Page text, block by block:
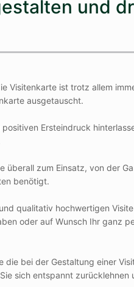
und
Visitenkarte ist trotz allem
ausgetauscht.
Ersteindruck
überall zum Einsatz, von der
benötigt.
qualitativ hochwertigen
oder auf Wunsch Ihr ganz
bei der Gestaltung einer
sich entspannt zurücklehnen